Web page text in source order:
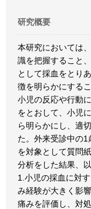
研究概要
本研究においては
識を把握すること
として採血をとり
徴を明らかにする
小児の反応や行動
をとおして、小児
ら明らかにし、適
た。外来受診中の
を対象として質問
分析をした結果、
1.小児の採血に対
み経験が大きく影
痛みを評価し、対